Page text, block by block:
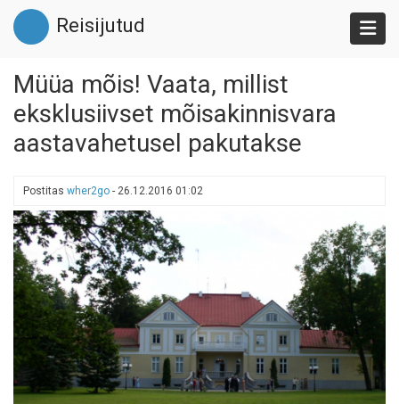
Liigu
edasi
põhisisu
Reisijutud
Müüa mõis! Vaata, millist
eksklusiivset mõisakinnisvara
aastavahetusel pakutakse
Postitas wher2go - 26.12.2016 01:02